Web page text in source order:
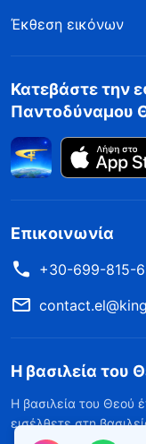
Έκθεση εικόνων
Κατεβάστε την
Παντοδύναμου
Επικοινωνία
+30-699-815-
Η βασιλεία του
Η βασιλεία του Θεού
εισέλθετε στη